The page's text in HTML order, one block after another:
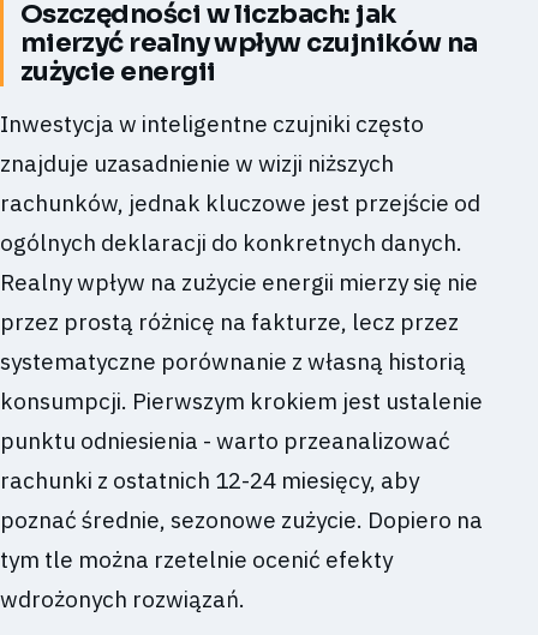
Oszczędności w liczbach: jak
mierzyć realny wpływ czujników na
zużycie energii
Inwestycja w inteligentne czujniki często
znajduje uzasadnienie w wizji niższych
rachunków, jednak kluczowe jest przejście od
ogólnych deklaracji do konkretnych danych.
Realny wpływ na zużycie energii mierzy się nie
przez prostą różnicę na fakturze, lecz przez
systematyczne porównanie z własną historią
konsumpcji. Pierwszym krokiem jest ustalenie
punktu odniesienia - warto przeanalizować
rachunki z ostatnich 12-24 miesięcy, aby
poznać średnie, sezonowe zużycie. Dopiero na
tym tle można rzetelnie ocenić efekty
wdrożonych rozwiązań.